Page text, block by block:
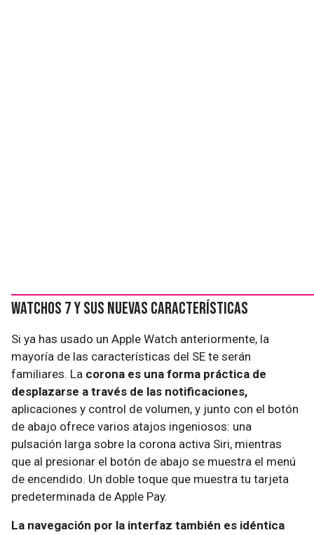
watchOS 7 y sus nuevas características
Si ya has usado un Apple Watch anteriormente, la
mayoría de las características del SE te serán
familiares. La corona es una forma práctica de
desplazarse a través de las notificaciones,
aplicaciones y control de volumen, y junto con el botón
de abajo ofrece varios atajos ingeniosos: una
pulsación larga sobre la corona activa Siri, mientras
que al presionar el botón de abajo se muestra el menú
de encendido. Un doble toque que muestra tu tarjeta
predeterminada de Apple Pay.
La navegación por la interfaz también es idéntica